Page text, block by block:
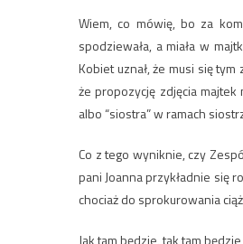
Wiem, co mówię, bo za
spodziewała, a miała w
Kobiet uznał, że musi się
że propozycję zdjęcia
albo “siostra” w ramach
Co z tego wyniknie, czy
pani Joanna przykładnie się
chociaż do sprokurowania
Jak tam będzie, tak tam